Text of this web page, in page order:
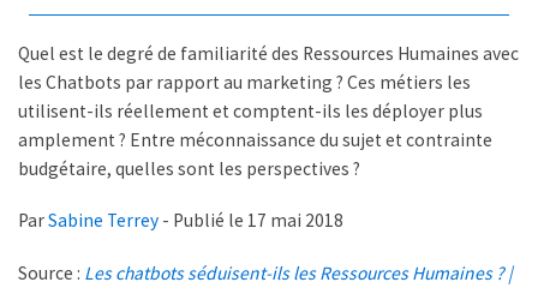
Quel est le degré de familiarité des Ressources Humaines avec
les Chatbots par rapport au marketing ? Ces métiers les
utilisent-ils réellement et comptent-ils les déployer plus
amplement ? Entre méconnaissance du sujet et contrainte
budgétaire, quelles sont les perspectives ?
ParSabine Terrey - Publié le 17 mai 2018
Source : Les chatbots séduisent-ils les Ressources Humaines ? |